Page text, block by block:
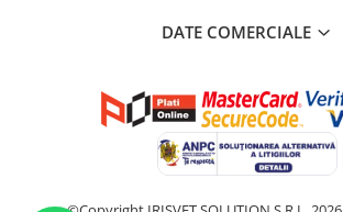
DATE COMERCIALE